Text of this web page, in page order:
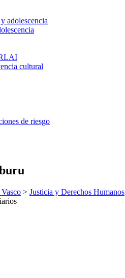
adolescencia
cultural
de riesgo
> Justicia y Derechos Humanos